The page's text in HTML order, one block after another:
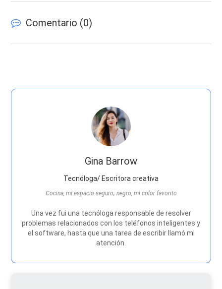
Comentario (0)
Gina Barrow
Tecnóloga/ Escritora creativa
Cocina, mi espacio seguro; negro, mi color favorito
Una vez fui una tecnóloga responsable de resolver
problemas relacionados con los teléfonos inteligentes y
el software, hasta que una tarea de escribir llamó mi
atención.